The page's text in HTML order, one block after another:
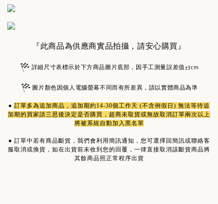
『此商品為供應商實品拍攝，請安心購買』
詳細尺寸表標示於下方商品圖片底部，因手工測量誤差值±3cm
圖片顏色因個人電腦螢幕不同而有所差異，請以實體商品為準
● 訂單多為追加商品 ，追加期約14-30個工作天 (不含例假日) 無法等待追
加期的買家請三思後決定是否購買，超商未取貨或無故取消訂單兩次以上
將被系統自動加入黑名單
● 訂單中若有商品斷貨，我們會利用簡訊通知，您可選擇回簡訊或聯絡客
服取消或換貨，如在出貨前未收到您的回覆，一律直接取消該斷貨商品將
其餘商品照正常程序出貨